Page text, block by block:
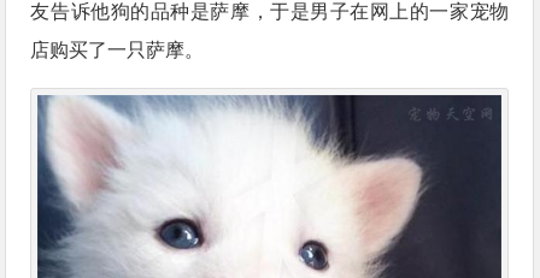
友告诉他狗的品种是萨摩，于是男子在网上的一家宠物
店购买了一只萨摩。